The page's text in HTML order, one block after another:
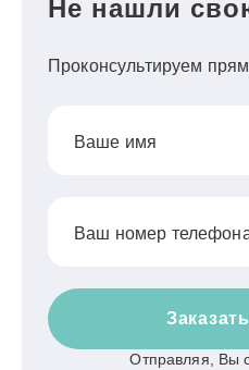
Не нашли
Проконсультируем
Ваше имя
Ваш номер
Отправляя, Вы